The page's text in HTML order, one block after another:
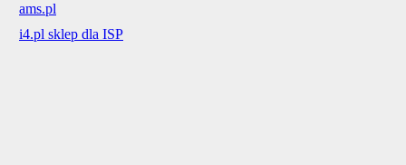
ams.pl
i4.pl sklep dla ISP